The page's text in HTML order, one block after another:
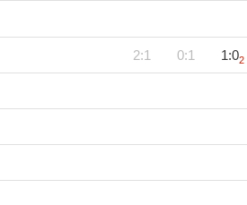
2:1 0:1 1:02